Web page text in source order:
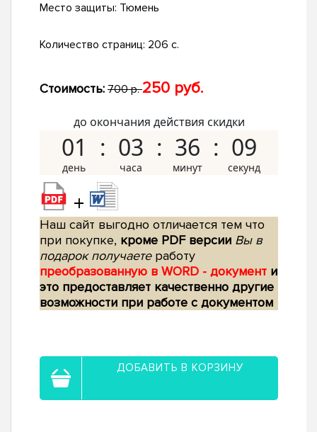
Место защиты: Тюмень
Количество страниц: 206 с.
Стоимость: 700 р.250 руб.
до окончания действия скидки
01 03 36 08
+
Наш сайт выгодно отличается тем что
при покупке, кроме PDF версии Вы в
подарок получаетеработу
преобразованную в WORD - документ и
это предоставляет качественно другие
возможности при работе с документом
ДОБАВИТЬ В КОРЗИНУ